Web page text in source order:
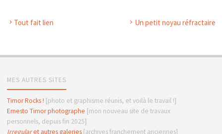
Tout fait lien Un petit noyau réfractaire
MES AUTRES SITES
Timor Rocks ! [photo et graphisme réunis, et voilà le travail !]
Ernesto Timor photographe [mon nouveau site de travaux
personnels, depuis fin 2025]
Irregularet autres galeries[archives franchement anciennes]